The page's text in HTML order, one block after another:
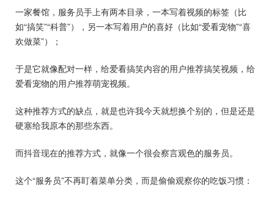
一家餐馆，服务员手上有两本目录，一本写着视频的标签（比
如“搞笑”“科普”），另一本写着用户的喜好（比如“爱看宠物”“喜
欢做菜”）；
于是它就像配对一样，给爱看搞笑内容的用户推荐搞笑视频，给
爱看宠物的用户推荐萌宠视频。
这种推荐方式的缺点，就是也许我今天就想换个别的，但是还是
硬塞给我原本的那些东西。
而抖音现在的推荐方式，就像一个很会察言观色的服务员。
这个“服务员”不再盯着菜单分类，而是偷偷观察你的吃饭习惯：